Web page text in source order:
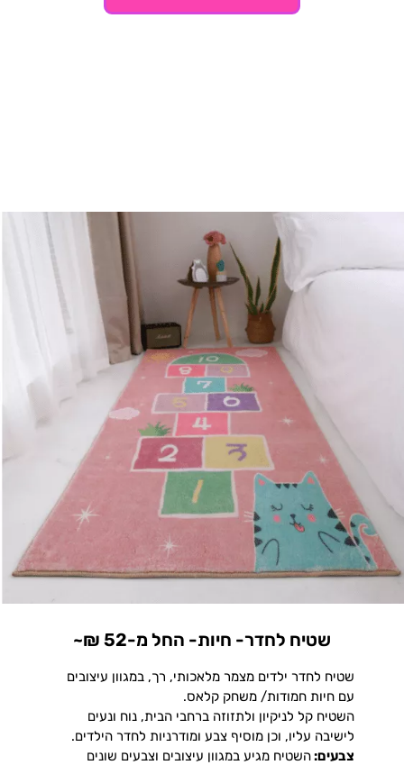
שטיח לחדר- חיות- החל מ-52 ₪~
שטיח לחדר ילדים מצמר מלאכותי, רך, במגוון עיצובים
עם חיות חמודות/ משחק קלאס.
השטיח קל לניקיון ולתזוזה ברחבי הבית, נוח ונעים
לישיבה עליו, וכן מוסיף צבע ומודרניות לחדר הילדים.
צבעים:השטיח מגיע במגוון עיצובים וצבעים שונים